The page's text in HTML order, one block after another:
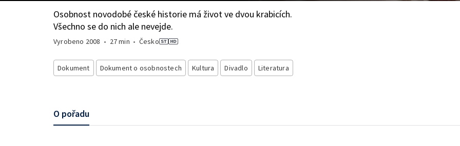
Osobnost novodobé české historie má život ve dvou krabicích.
Všechno se do nich ale nevejde.
Vyrobeno 2008 • 27 min • Česko
Dokument Dokument o osobnostech Kultura Divadlo Literatura
O pořadu